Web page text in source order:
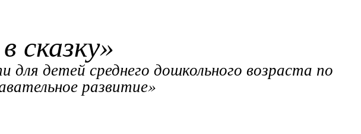
сказку»
для детей среднего дошкольного возраста по
развитие»